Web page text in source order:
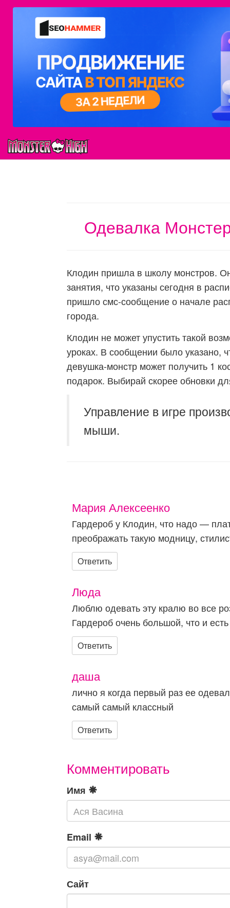
Одевалка
Клодин пришла в школу монстров.
занятия, что указаны сегодня в
пришло смс-сообщение о начале
города.
Клодин не может упустить такой
уроках. В сообщении было указано,
девушка-монстр может получить 1
подарок. Выбирай скорее обновки
Управление в игре
мыши.
Мария Алексеенко
Гардероб у Клодин, что надо —
преображать такую модницу,
Ответить
Люда
Люблю одевать эту кралю во все
Гардероб очень большой, что и
Ответить
даша
лично я когда первый раз ее
самый самый классный
Ответить
Комментировать
Имя
Email
Сайт